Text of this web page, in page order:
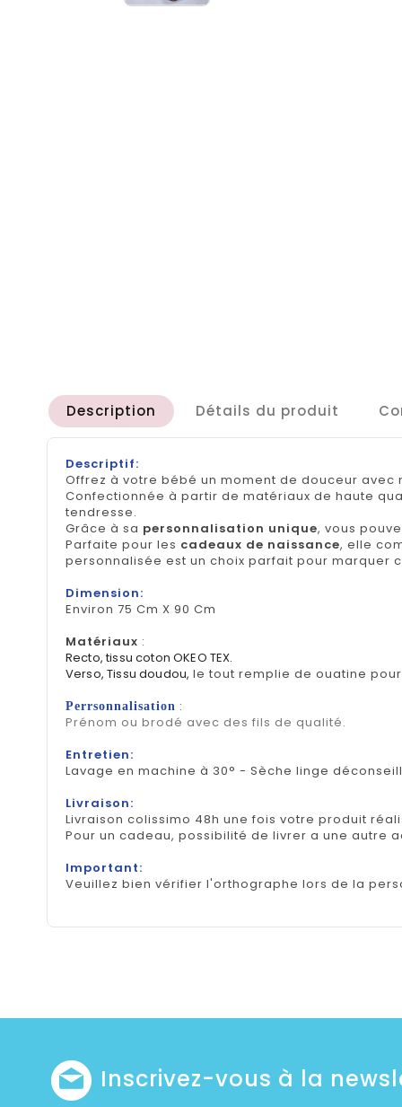
Description Détails du produit
Descriptif:
Offrez à votre bébé un moment de douceur avec
Confectionnée à partir de matériaux de haute
tendresse.
Grâce à sa personnalisation unique, vous
Parfaite pour les cadeaux de naissance, elle
personnalisée est un choix parfait pour marquer
Dimension:
Environ 75 Cm X 90 Cm
Matériaux :
Recto, tissu coton OKEO TEX.
Verso, Tissu doudou, le tout remplie de ouatine
Perrsonnalisation :
Prénom ou brodé avec des fils de qualité.
Entretien:
Lavage en machine à 30° - Sèche linge
Livraison:
Livraison colissimo 48h une fois votre produit
Pour un cadeau, possibilité de livrer a une autre
Important:
Veuillez bien vérifier l'orthographe lors de la
Inscrivez-vous à la